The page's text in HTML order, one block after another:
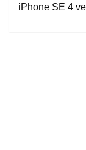
iPhone SE 4